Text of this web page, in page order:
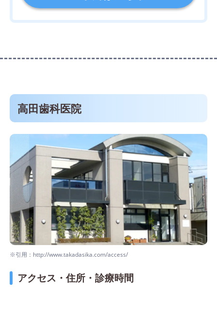
高田歯科医院
※引用：http://www.takadasika.com/access/
アクセス・住所・診療時間